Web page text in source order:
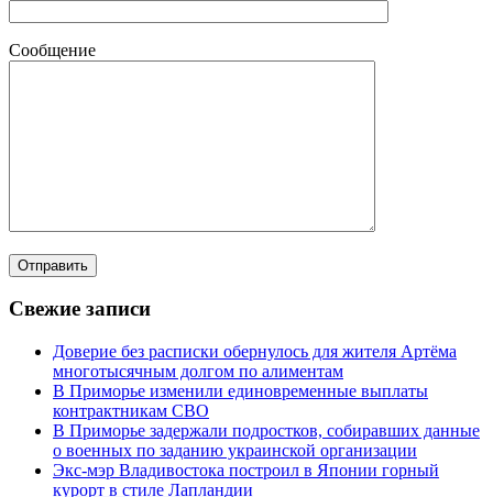
Сообщение
Свежие записи
Доверие без расписки обернулось для жителя Артёма
многотысячным долгом по алиментам
В Приморье изменили единовременные выплаты
контрактникам СВО
В Приморье задержали подростков, собиравших данные
о военных по заданию украинской организации
Экс-мэр Владивостока построил в Японии горный
курорт в стиле Лапландии